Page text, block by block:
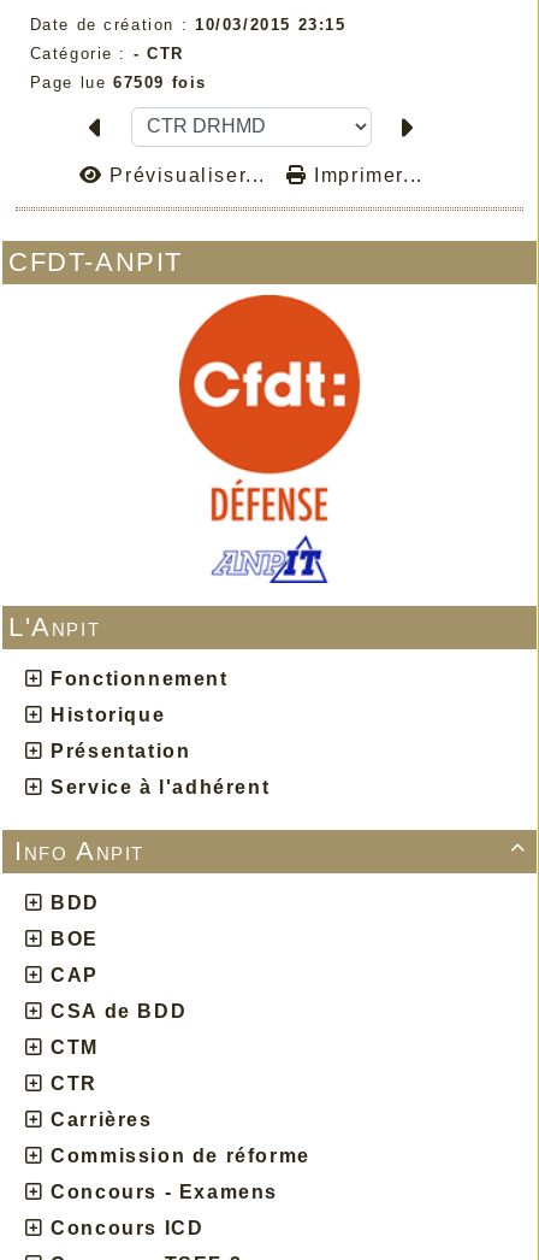
CFDT-ANPIT
L'Anpit
Fonctionnement
Historique
Présentation
Service à l'adhérent

Info Anpit
BDD
BOE
CAP
CSA de BDD
CTM
CTR
Carrières
Commission de réforme
Concours - Examens
Concours ICD
Date de création : 10/03/2015 23:15
Catégorie : - CTR
Page lue 67509 fois
Prévisualiser... Imprimer...